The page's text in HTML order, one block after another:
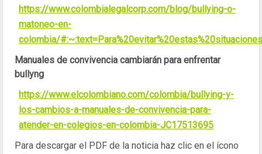
https://www.colombialegalcorp.com/blog/bullying-o-
matoneo-en-
colombia/
Manuales de convivencia cambiarán para enfrentar
bullyng
https://www.elcolombiano.com/colombia/bullying-y-
los-cambios-a-manuales-de-convivencia-para-
atender-en-colegios-en-colombia-JC17513695
Para descargar el PDF de la noticia haz clic en el ícono